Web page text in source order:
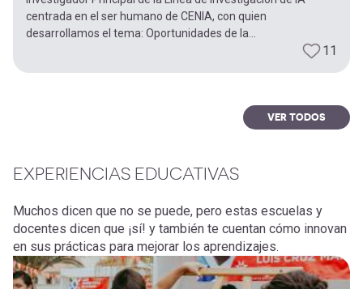
centrada en el ser humano de CENIA, con quien
desarrollamos el tema: Oportunidades de la...
11
VER TODOS
EXPERIENCIAS EDUCATIVAS
Muchos dicen que no se puede, pero estas escuelas y
docentes dicen que ¡sí! y también te cuentan cómo innovan
en sus prácticas para mejorar los aprendizajes.